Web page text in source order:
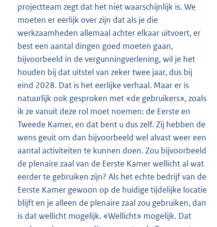
projectteam zegt dat het niet waarschijnlijk is. We
moeten er eerlijk over zijn dat als je die
werkzaamheden allemaal achter elkaar uitvoert, er
best een aantal dingen goed moeten gaan,
bijvoorbeeld in de vergunningverlening, wil je het
houden bij dat uitstel van zeker twee jaar, dus bij
eind 2028. Dat is het eerlijke verhaal. Maar er is
natuurlijk ook gesproken met «de gebruikers», zoals
ik ze vanuit deze rol moet noemen: de Eerste en
Tweede Kamer, en dat bent u dus zelf. Zij hebben de
wens geuit om dan bijvoorbeeld wel alvast weer een
aantal activiteiten te kunnen doen. Zou bijvoorbeeld
de plenaire zaal van de Eerste Kamer wellicht al wat
eerder te gebruiken zijn? Als het echte bedrijf van de
Eerste Kamer gewoon op de huidige tijdelijke locatie
blijft en je alleen de plenaire zaal zou gebruiken, dan
is dat wellicht mogelijk. «Wellicht» mogelijk. Dat